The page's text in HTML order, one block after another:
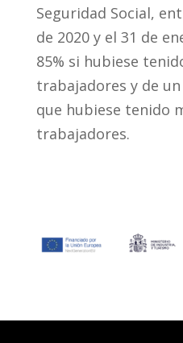
Seguridad Social,
de 2020 y el 31 de
85% si hubiese
trabajadores y de un
que hubiese tenido
trabajadores.